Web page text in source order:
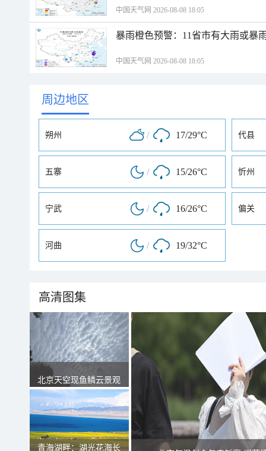
中国天气网 2026-08-08 18:05
暴雨橙色预警：11省市有大雨或暴
中国天气网 2026-08-08 18:05
周边地区
朔州 / 17/29°C 代县
五寨 / 15/26°C 忻州
宁武 / 16/26°C 偏关
河曲 / 19/32°C
高清图集
北京天空现鱼鳞云景观
青海湖畔：湖光花海长